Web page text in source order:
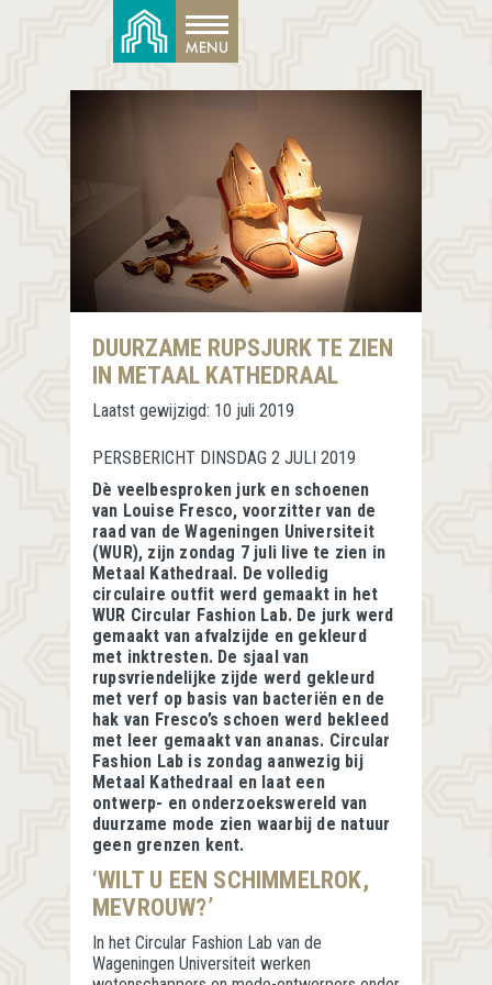
DUURZAME RUPSJURK TE ZIEN
IN METAAL KATHEDRAAL
Laatst gewijzigd: 10 juli 2019
PERSBERICHT DINSDAG 2 JULI 2019
Dè veelbesproken jurk en schoenen
van Louise Fresco, voorzitter van de
raad van de Wageningen Universiteit
(WUR), zijn zondag 7 juli live te zien in
Metaal Kathedraal. De volledig
circulaire outfit werd gemaakt in het
WUR Circular Fashion Lab. De jurk werd
gemaakt van afvalzijde en gekleurd
met inktresten. De sjaal van
rupsvriendelijke zijde werd gekleurd
met verf op basis van bacteriën en de
hak van Fresco’s schoen werd bekleed
met leer gemaakt van ananas. Circular
Fashion Lab is zondag aanwezig bij
Metaal Kathedraal en laat een
ontwerp- en onderzoekswereld van
duurzame mode zien waarbij de natuur
geen grenzen kent.
‘WILT U EEN SCHIMMELROK,
MEVROUW?’
In het Circular Fashion Lab van de
Wageningen Universiteit werken